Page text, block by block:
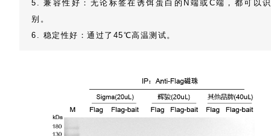
5. 兼容性好：无论标签在诱饵蛋白的N端或C端，都可以识
别。
6. 稳定性好：通过了45℃高温测试。